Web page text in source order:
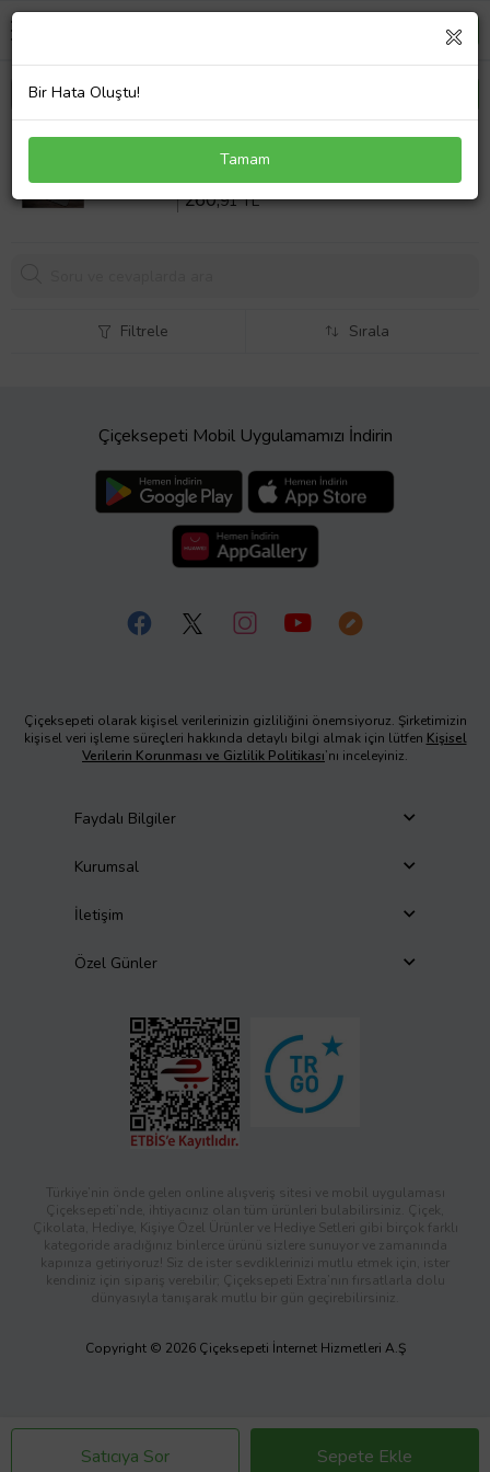
KİŞİYE ÖZEL S HARF BASKILI MOUSE PAD
Sepette %10 İndirim
260,91 TL
Satıcıya Sor Sepete Ekle
Filtrele Sırala
Çiçeksepeti Mobil Uygulamamızı İndirin
Çiçeksepeti olarak kişisel verilerinizin gizliliğini önemsiyoruz. Şirketimizin
kişisel veri işleme süreçleri hakkında detaylı bilgi almak için lütfen Kişisel
Verilerin Korunması ve Gizlilik Politikası’nı inceleyiniz.
Faydalı Bilgiler
Kurumsal
İletişim
Özel Günler
Türkiye’nin önde gelen online alışveriş sitesi ve mobil uygulaması
Çiçeksepeti’nde, ihtiyacınız olan tüm ürünleri bulabilirsiniz. Çiçek,
Çikolata, Hediye, Kişiye Özel Ürünler ve Hediye Setleri gibi birçok farklı
kategoride aradığınız binlerce ürünü sizlere sunuyor ve zamanında
kapınıza getiriyoruz! Siz de ister sevdiklerinizi mutlu etmek için, ister
kendiniz için sipariş verebilir; Çiçeksepeti Extra’nın fırsatlarla dolu
dünyasıyla tanışarak mutlu bir gün geçirebilirsiniz.
Copyright © 2026 Çiçeksepeti İnternet Hizmetleri A.Ş
Bir Hata Oluştu!
Tamam